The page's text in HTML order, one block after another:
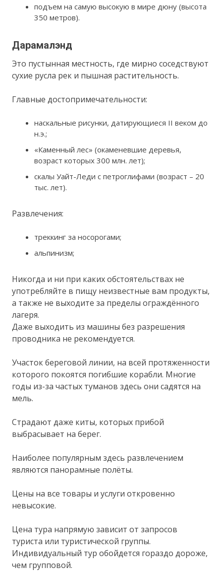
подъем на самую высокую в мире дюну (высота
350 метров).
Дарамалэнд
Это пустынная местность, где мирно соседствуют
сухие русла рек и пышная растительность.
Главные достопримечательности:
наскальные рисунки, датирующиеся II веком до
н.э.;
«Каменный лес» (окаменевшие деревья,
возраст которых 300 млн. лет);
скалы Уайт-Леди с петроглифами (возраст – 20
тыс. лет).
Развлечения:
треккинг за носорогами;
альпинизм;
Никогда и ни при каких обстоятельствах не
употребляйте в пищу неизвестные вам продукты,
а также не выходите за пределы ограждённого
лагеря.
Даже выходить из машины без разрешения
проводника не рекомендуется.
Участок береговой линии, на всей протяженности
которого покоятся погибшие корабли. Многие
годы из-за частых туманов здесь они садятся на
мель.
Страдают даже киты, которых прибой
выбрасывает на берег.
Наиболее популярным здесь развлечением
являются панорамные полёты.
Цены на все товары и услуги откровенно
невысокие.
Цена тура напрямую зависит от запросов
туриста или туристической группы.
Индивидуальный тур обойдется гораздо дороже,
чем групповой.